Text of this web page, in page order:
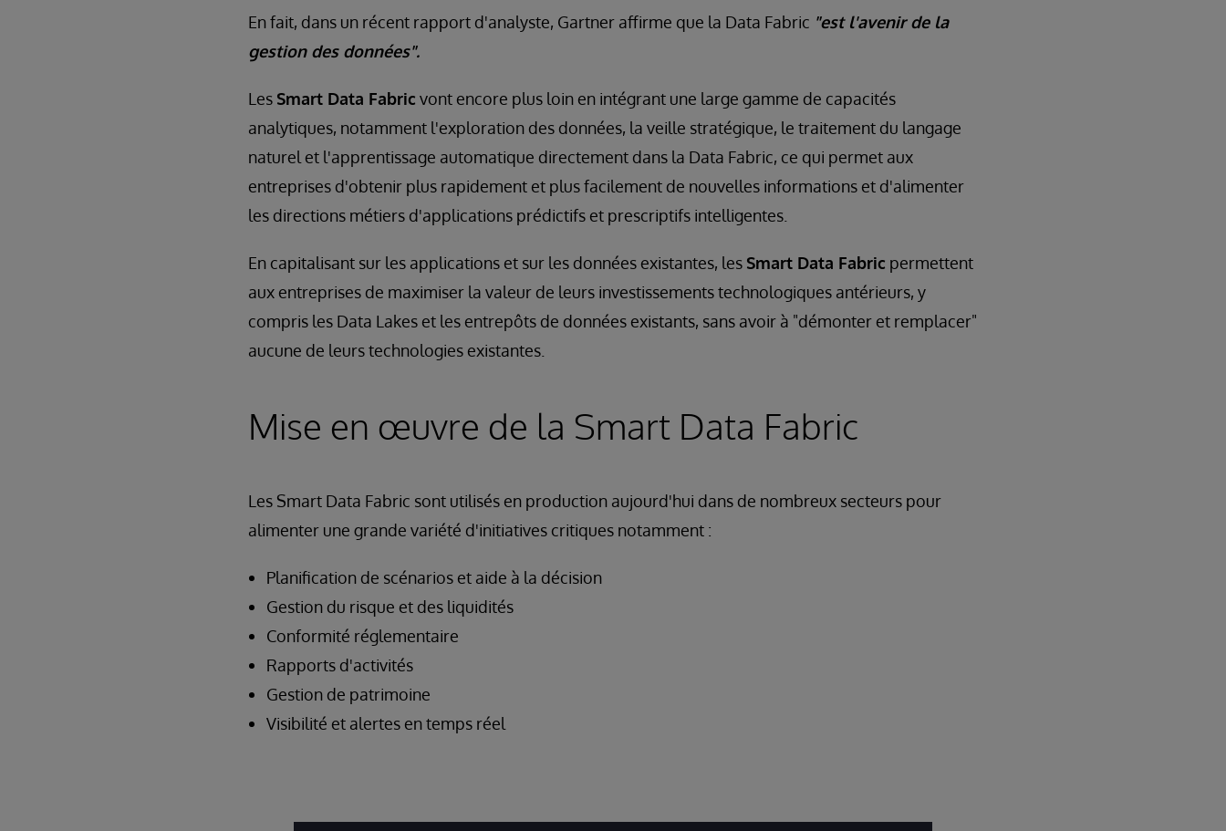
En fait, dans un récent rapport d'analyste, Gartner affirme que la Data Fabric "est l'avenir de la
gestion des données".
Les Smart Data Fabric vont encore plus loin en intégrant une large gamme de capacités
analytiques, notamment l'exploration des données, la veille stratégique, le traitement du langage
naturel et l'apprentissage automatique directement dans la Data Fabric, ce qui permet aux
entreprises d'obtenir plus rapidement et plus facilement de nouvelles informations et d'alimenter
les directions métiers d'applications prédictifs et prescriptifs intelligentes.
En capitalisant sur les applications et sur les données existantes, les Smart Data Fabric permettent
aux entreprises de maximiser la valeur de leurs investissements technologiques antérieurs, y
compris les Data Lakes et les entrepôts de données existants, sans avoir à "démonter et remplacer"
aucune de leurs technologies existantes.
Mise en œuvre de la Smart Data Fabric
Les Smart Data Fabric sont utilisés en production aujourd'hui dans de nombreux secteurs pour
alimenter une grande variété d'initiatives critiques notamment :
Planification de scénarios et aide à la décision
Gestion du risque et des liquidités
Conformité réglementaire
Rapports d'activités
Gestion de patrimoine
Visibilité et alertes en temps réel